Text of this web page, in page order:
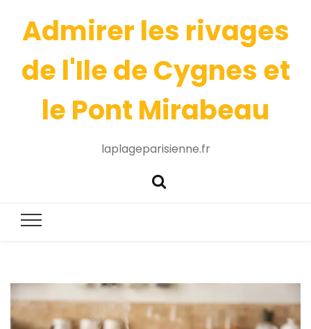
Admirer les rivages
de l'Ile de Cygnes et
le Pont Mirabeau
laplageparisienne.fr